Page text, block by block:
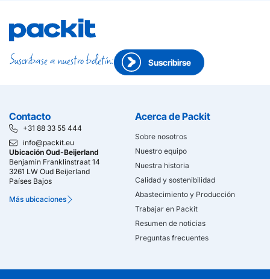
Suscríbase a nuestro boletín: Suscribirse
Contacto
+31 88 33 55 444
info@packit.eu
Ubicación Oud-Beijerland
Benjamin Franklinstraat 14
3261 LW Oud Beijerland
Países Bajos
Más ubicaciones
Acerca de Packit
Sobre nosotros
Nuestro equipo
Nuestra historia
Calidad y sostenibilidad
Abastecimiento y Producción
Trabajar en Packit
Resumen de noticias
Preguntas frecuentes